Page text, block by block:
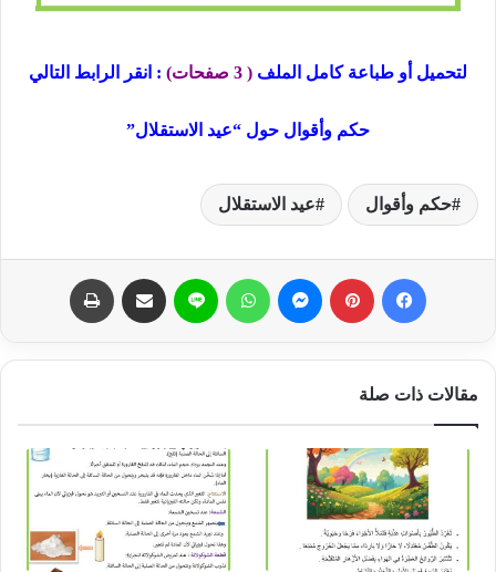
لتحميل أو طباعة كامل الملف ( 3 صفحات) : انقر الرابط التالي
حكم وأقوال حول “عيد الاستقلال”
حكم وأقوال عيد الاستقلال
مقالات ذات صلة